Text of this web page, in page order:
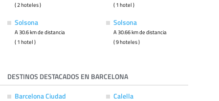
( 2 hoteles )
( 1 hotel )
Solsona
A 30.6 km de distancia
( 1 hotel )
Solsona
A 30.66 km de distancia
( 9 hoteles )
DESTINOS DESTACADOS EN BARCELONA
Barcelona Ciudad Calella